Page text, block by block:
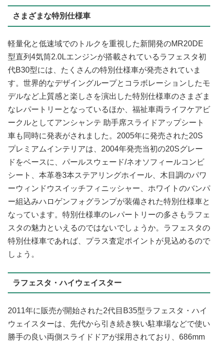
さまざまな特別仕様車
軽量化と低速域でのトルクを重視した新開発のMR20DE
型直列4気筒2.0Lエンジンが搭載されているラフェスタ初
代B30型には、たくさんの特別仕様車が発売されていま
す。世界的なデザイングループとコラボレーションしたモ
デルなど上質感と楽しさを演出した特別仕様車のさまざま
なレパートリーとなっているほか、福祉車両ライフケアビ
ークルとしてアンシャンテ 助手席スライドアップシート
車も同時に発表がされました。2005年に発売された20S
プレミアムインテリアは、2004年発売当初の20Sグレー
ドをベースに、パールスウェード/ネオソフィールコンビ
シート、本革巻3本ステアリングホイール、木目調のパワ
ーウィンドウスイッチフィニッシャー、ホワイトのバンパ
ー組込みハロゲンフォグランプが装備された特別仕様車と
なっています。特別仕様車のレパートリーの多さもラフェ
スタの魅力といえるのではないでしょうか。ラフェスタの
特別仕様車であれば、プラス査定ポイントが見込めるので
しょう。
ラフェスタ・ハイウェイスター
2011年に販売が開始された2代目B35型ラフェスタ・ハイ
ウェイスターは、先代から引き続き狭い駐車場などで使い
勝手の良い両側スライドドアが採用されており、686mm